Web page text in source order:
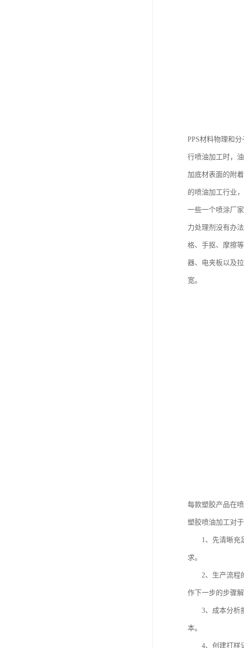
PPS材料物理和
行喷油加工时，
加底材表面的附
的喷油加工行业
一些一个喷涂厂
力处理剂没有办
格、手抠、摩擦
器、电夹板以及
宽。
每款塑胶产品在
塑胶喷油加工对
1、先清晰充足
求。
2、生产流程的
作下一步的步骤解
3、成本分析报
本。
4、创建打样记